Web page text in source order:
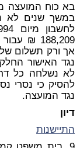
בא כוח המועצה
במשך שנים לא
188,209
נגד האישור
לא נשלחה כל
להסיק כי נסרי
נגד המועצה.
דיון
התיישנות